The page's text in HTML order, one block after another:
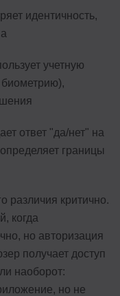
идентичность,
учетную
ответ "да/нет" на
границы
различия критично.
когда
но авторизация
получает доступ
наоборот:
но не